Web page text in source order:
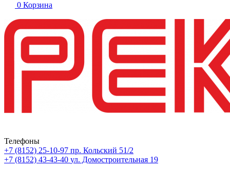
0 Корзина
Телефоны
+7 (8152) 25-10-97 пр. Кольский 51/2
+7 (8152) 43-43-40 ул. Домостроительная 19